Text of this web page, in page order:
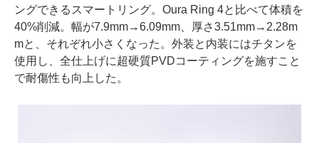
ングできるスマートリング。Oura Ring 4と比べて体積を
40%削減。幅が7.9mm→6.09mm、厚さ3.51mm→2.28m
mと、それぞれ小さくなった。外装と内装にはチタンを
使用し、全仕上げに超硬質PVDコーティングを施すこと
で耐傷性も向上した。